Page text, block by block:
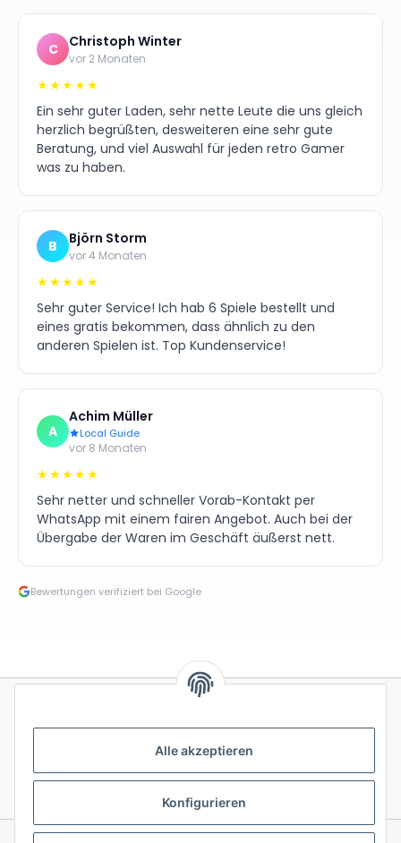
Alle akzeptieren
Konfigurieren
C Christoph Winter
vor 2 Monaten
★★★★★
Ein sehr guter Laden, sehr nette Leute die uns gleich
herzlich begrüßten, desweiteren eine sehr gute
Beratung, und viel Auswahl für jeden retro Gamer
was zu haben.
B Björn Storm
vor 4 Monaten
★★★★★
Sehr guter Service! Ich hab 6 Spiele bestellt und
eines gratis bekommen, dass ähnlich zu den
anderen Spielen ist. Top Kundenservice!
A
Achim Müller
Local Guide
vor 8 Monaten
★★★★★
Sehr netter und schneller Vorab-Kontakt per
WhatsApp mit einem fairen Angebot. Auch bei der
Übergabe der Waren im Geschäft äußerst nett.
Bewertungen verifiziert bei Google